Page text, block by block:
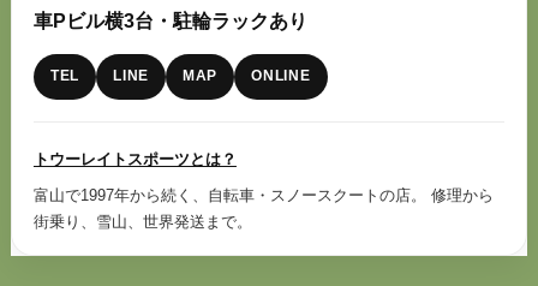
車Pビル横3台・駐輪ラックあり
TEL LINE MAP ONLINE
トウーレイトスポーツとは？
富山で1997年から続く、自転車・スノースクートの店。 修理から
街乗り、雪山、世界発送まで。